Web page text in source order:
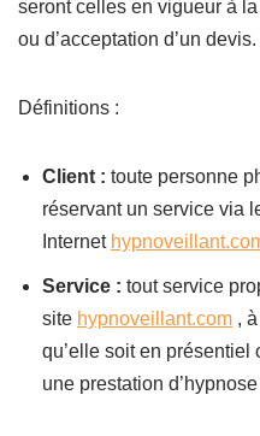
seront celles en vigueur à
ou d’acceptation d’un devis.
Définitions :
Client : toute personne
réservant un service via
Internet
Service : tout service
site hypnoveillant.com ,
qu’elle soit en
une prestation